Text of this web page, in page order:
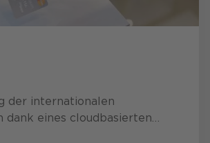
der internationalen
dank eines cloud­basierten